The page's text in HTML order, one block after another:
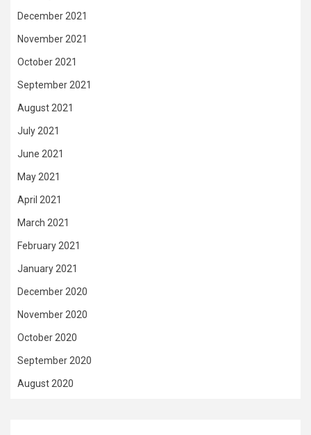
December 2021
November 2021
October 2021
September 2021
August 2021
July 2021
June 2021
May 2021
April 2021
March 2021
February 2021
January 2021
December 2020
November 2020
October 2020
September 2020
August 2020